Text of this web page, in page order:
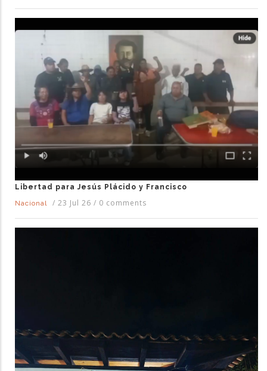
Libertad para Jesús Plácido y Francisco
Nacional
/ 23 Jul 26 / 0 comments